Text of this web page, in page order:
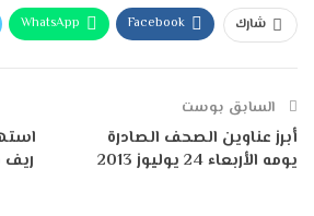
شارك Facebook
WhatsApp
السابق بوست
أبرز عناوين الصحف الصادرة
يومه الأربعاء 24 يوليوز 2013